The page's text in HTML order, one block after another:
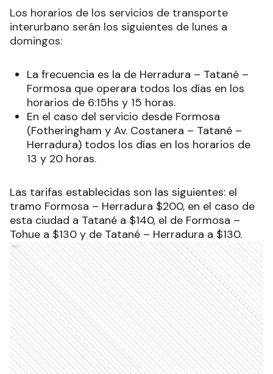
Los horarios de los servicios de transporte
interurbano serán los siguientes de lunes a
domingos:
La frecuencia es la de Herradura – Tatané –
Formosa que operara todos los días en los
horarios de 6:15hs y 15 horas.
En el caso del servicio desde Formosa
(Fotheringham y Av. Costanera – Tatané –
Herradura) todos los días en los horarios de
13 y 20 horas.
Las tarifas establecidas son las siguientes: el
tramo Formosa – Herradura $200, en el caso de
esta ciudad a Tatané a $140, el de Formosa –
Tohue a $130 y de Tatané – Herradura a $130.
Ads